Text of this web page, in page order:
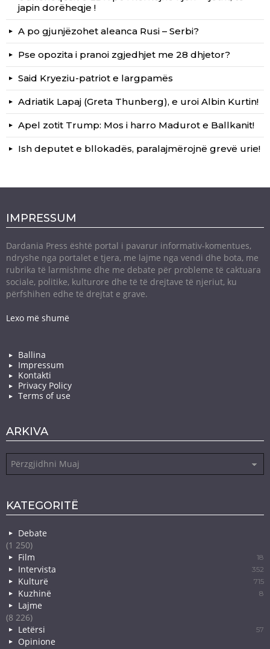
japin dorëheqje !
A po gjunjëzohet aleanca Rusi – Serbi?
Pse opozita i pranoi zgjedhjet me 28 dhjetor?
Said Kryeziu-patriot e largpamës
Adriatik Lapaj (Greta Thunberg), e uroi Albin Kurtin!
Apel zotit Trump: Mos i harro Madurot e Ballkanit!
Ish deputet e bllokadës, paralajmërojnë grevë urie!
IMPRESSUM
Dardania Press është portal i pavarur informativ-komentues,
ndryshe nga portalet e tjera, me lajme nga vendi dhe bota, me
rubrika të larmishme dhe me debate për probleme të caktuara
sociale, politike, kulturore dhe të të drejtave të njeriut, ku
përfshihen edhe të drejtat e grave.
Lexo më shumë
Ballina
Impressum
Kontakti
Privacy Policy
Terms of use
ARKIVA
KATEGORITË
Debate
(1 250)
Film
18
Intervista 352
Kulturë 715
Kuzhinë 8
Lajme
(8 226)
Letërsi
57
Opinione